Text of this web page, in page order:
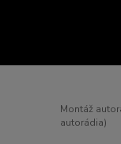
Montáž
autorádia)